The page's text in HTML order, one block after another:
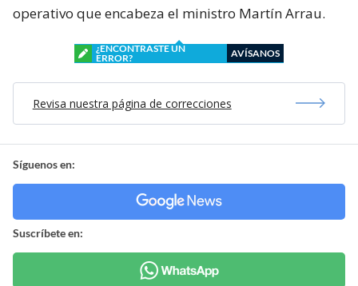
operativo que encabeza el ministro Martín Arrau.
¿ENCONTRASTE UN
ERROR?
AVÍSANOS
Revisa nuestra página de correcciones
Síguenos en:
Suscríbete en: